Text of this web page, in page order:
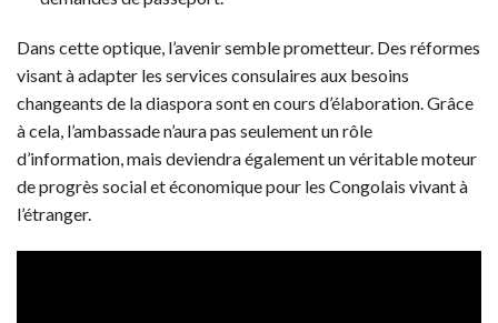
Dans cette optique, l’avenir semble prometteur. Des réformes
visant à adapter les services consulaires aux besoins
changeants de la diaspora sont en cours d’élaboration. Grâce
à cela, l’ambassade n’aura pas seulement un rôle
d’information, mais deviendra également un véritable moteur
de progrès social et économique pour les Congolais vivant à
l’étranger.